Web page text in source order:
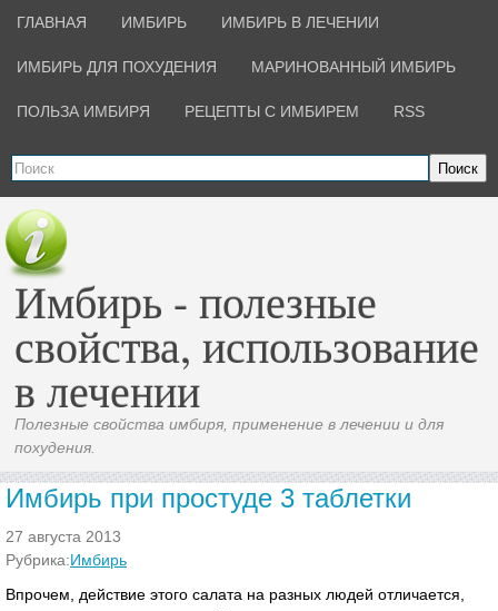
ГЛАВНАЯ ИМБИРЬ ИМБИРЬ В ЛЕЧЕНИИ
ИМБИРЬ ДЛЯ ПОХУДЕНИЯ МАРИНОВАННЫЙ ИМБИРЬ
ПОЛЬЗА ИМБИРЯ РЕЦЕПТЫ С ИМБИРЕМ RSS
Поиск
Имбирь - полезные
свойства, использование
в лечении
Полезные свойства имбиря, применение в лечении и для
похудения.
Имбирь при простуде 3 таблетки
27 августа 2013
Рубрика:Имбирь
Впрочем, действие этого салата на разных людей отличается,